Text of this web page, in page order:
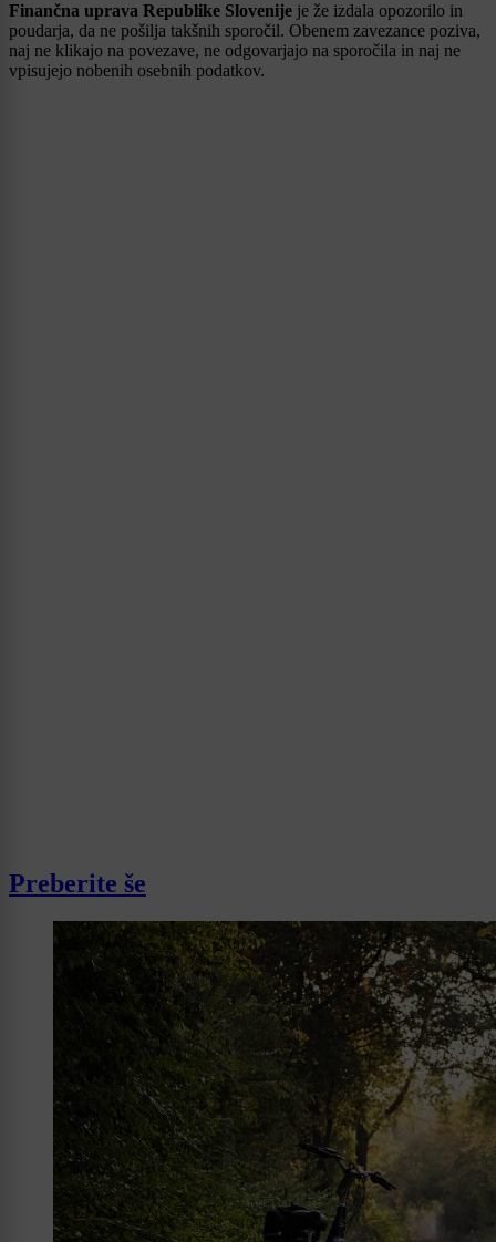
Finančna uprava Republike Slovenije je že izdala opozorilo in
poudarja, da ne pošilja takšnih sporočil. Obenem zavezance poziva,
naj ne klikajo na povezave, ne odgovarjajo na sporočila in naj ne
vpisujejo nobenih osebnih podatkov.
Preberite še